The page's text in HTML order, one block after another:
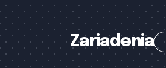
Zariadenia